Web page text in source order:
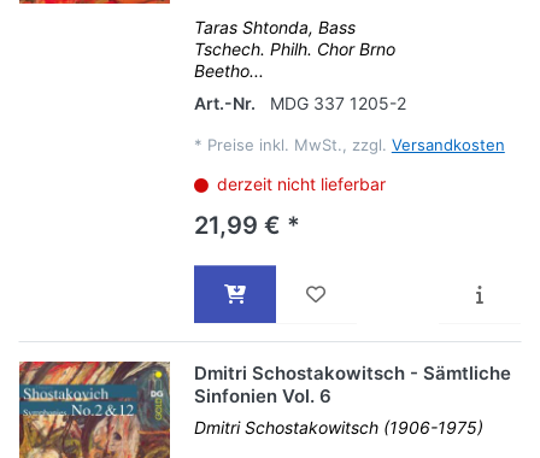
Taras Shtonda, Bass
Tschech. Philh. Chor Brno
Beetho...
Art.-Nr.
MDG 337 1205-2
* Preise inkl. MwSt., zzgl. Versandkosten
derzeit nicht lieferbar
21,99 € *
Dmitri Schostakowitsch - Sämtliche
Sinfonien Vol. 6
Dmitri Schostakowitsch (1906-1975)